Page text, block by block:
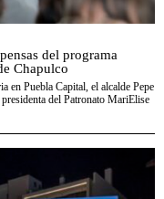
del programa
Chapulco
en Puebla Capital, el alcalde Pepe
del Patronato MariElise